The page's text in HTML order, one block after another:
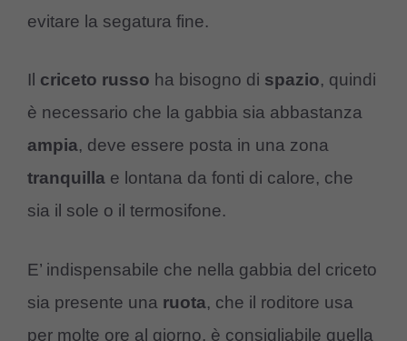
evitare la segatura fine.
Il criceto russo ha bisogno di spazio, quindi
è necessario che la gabbia sia abbastanza
ampia, deve essere posta in una zona
tranquilla e lontana da fonti di calore, che
sia il sole o il termosifone.
E’ indispensabile che nella gabbia del criceto
sia presente una ruota, che il roditore usa
per molte ore al giorno, è consigliabile quella